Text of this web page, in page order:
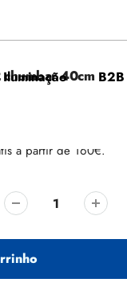
B2B
40cm
a partir de 160€.